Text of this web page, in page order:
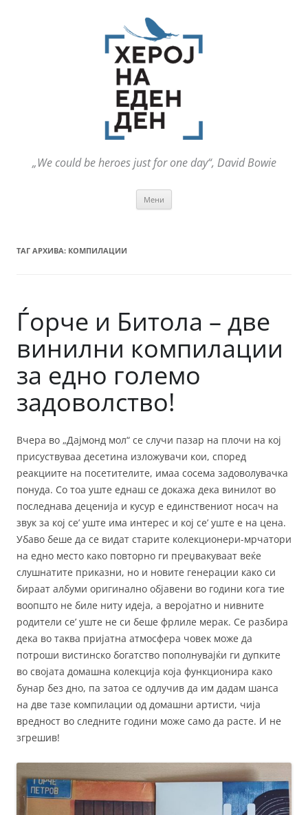
„We could be heroes just for one day“, David Bowie
Мени
ТАГ АРХИВА: КОМПИЛАЦИИ
Ѓорче и Битола – две
винилни компилации
за едно големо
задоволство!
Вчера во „Дајмонд мол“ се случи пазар на плочи на кој
присуствуваа десетина изложувачи кои, според
реакциите на посетителите, имаа сосема задоволувачка
понуда. Со тоа уште еднаш се докажа дека винилот во
последнава деценија и кусур е единствениот носач на
звук за кој се’ уште има интерес и кој се’ уште е на цена.
Убаво беше да се видат старите колекционери-мрчатори
на едно место како повторно ги преџвакуваат веќе
слушнатите приказни, но и новите генерации како си
бираат албуми оригинално објавени во години кога тие
воопшто не биле ниту идеја, а веројатно и нивните
родители се’ уште не си беше фрлиле мерак. Се разбира
дека во таква пријатна атмосфера човек може да
потроши вистинско богатство пополнувајќи ги дупките
во својата домашна колекција која функционира како
бунар без дно, па затоа се одлучив да им дадам шанса
на две тазе компилации од домашни артисти, чија
вредност во следните години може само да расте. И не
згрешив!